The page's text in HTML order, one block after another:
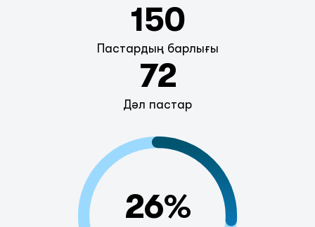
150
Пастардың барлығы
72
Дәл пастар
26%